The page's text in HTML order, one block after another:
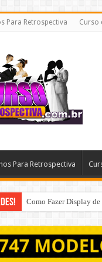
Para Retrospectiva Curso
Para Retrospectiva
Como Fazer Display de